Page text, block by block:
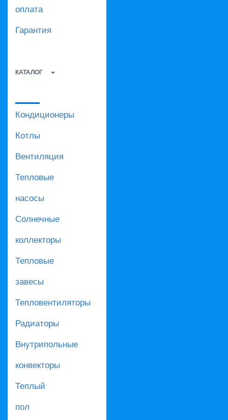
оплата
Гарантия
КАТАЛОГ
Кондиционеры
Котлы
Вентиляция
Тепловые
насосы
Солнечные
коллекторы
Тепловые
завесы
Тепловентиляторы
Радиаторы
Внутрипольные
конвекторы
Теплый
пол